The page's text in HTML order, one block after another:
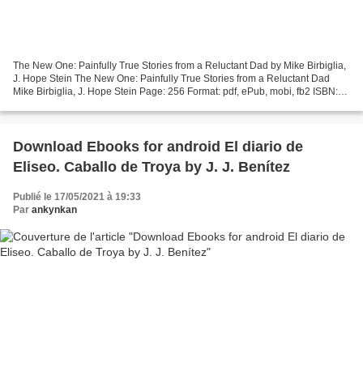
The New One: Painfully True Stories from a Reluctant Dad by Mike Birbiglia,
J. Hope Stein The New One: Painfully True Stories from a Reluctant Dad
Mike Birbiglia, J. Hope Stein Page: 256 Format: pdf, ePub, mobi, fb2 ISBN:
Download Ebooks for android El diario de
Eliseo. Caballo de Troya by J. J. Benítez
Publié le 17/05/2021 à 19:33
Par ankynkan